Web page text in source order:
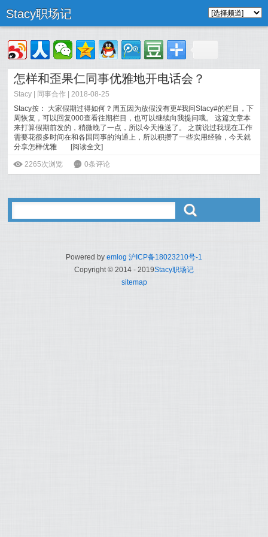
Stacy职场记
怎样和歪果仁同事优雅地开电话会？
Stacy 同事合作
| 2018-08-25
Stacy按： 大家假期过得如何？周五因为放假没有更#我问Stacy#的栏目，下
周恢复，可以回复000查看往期栏目，也可以继续向我提问哦。 这篇文章本
来打算假期前发的，稍微晚了一点，所以今天推送了。 之前说过我现在工作
需要花很多时间在和各国同事的沟通上，所以积攒了一些实用经验，今天就
分享怎样优雅
[阅读全文]
ė 2265次浏览 6 0条评论
ő
Powered by emlog 沪ICP备18023210号-1
Copyright © 2014 - 2019Stacy职场记
sitemap